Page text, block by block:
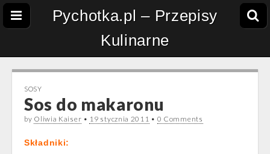
Pychotka.pl – Przepisy
Kulinarne
SOSY
Sos do makaronu
by Oliwia Kaiser • 19 stycznia 2011 • 0 Comments
Składniki: